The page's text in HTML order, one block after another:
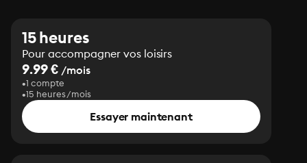
15 heures
Pour accompagner vos loisirs
9.99 € /mois
1 compte
15 heures/mois
Essayer maintenant